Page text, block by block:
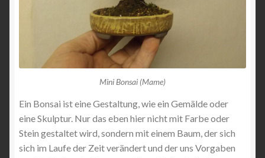
Mini Bonsai (Mame)
Ein Bonsai ist eine Gestaltung, wie ein Gemälde oder
eine Skulptur. Nur das eben hier nicht mit Farbe oder
Stein gestaltet wird, sondern mit einem Baum, der sich
sich im Laufe der Zeit verändert und der uns Vorgaben